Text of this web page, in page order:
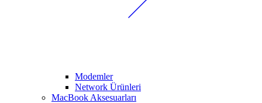
Modemler
Network Ürünleri
MacBook Aksesuarları